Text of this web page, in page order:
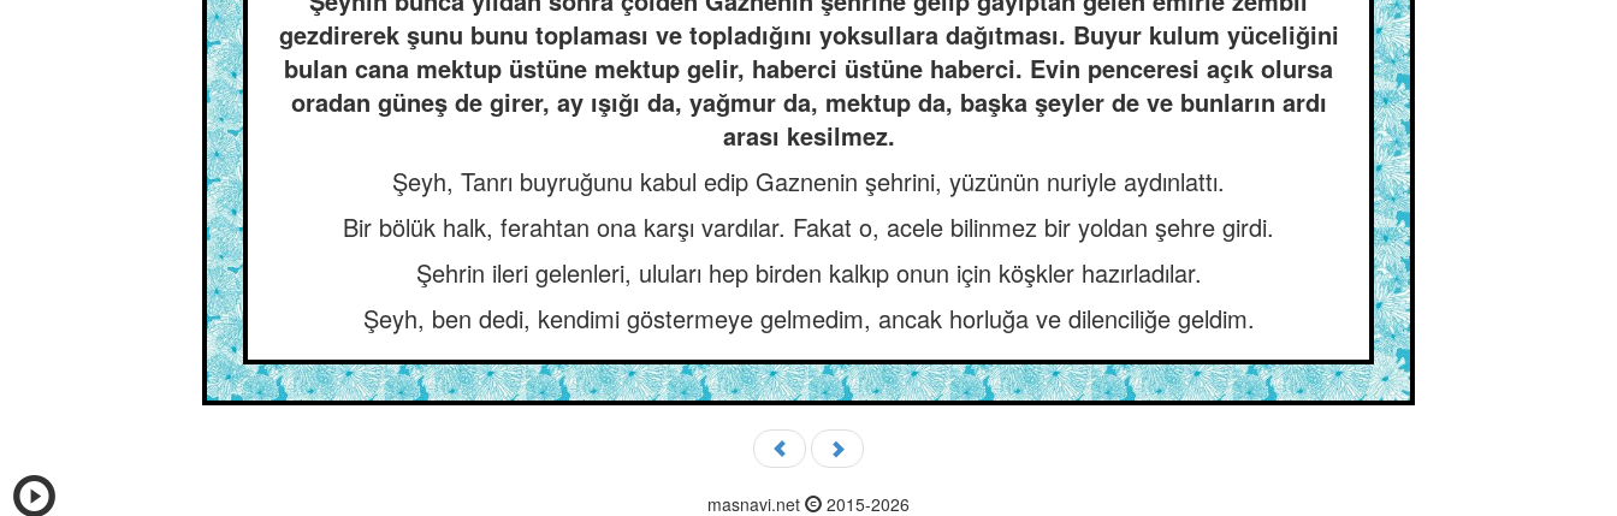
gezdirerek şunu bunu toplaması ve topladığını yoksullara dağıtması. Buyur kulum yüceliğini
bulan cana mektup üstüne mektup gelir, haberci üstüne haberci. Evin penceresi açık olursa
oradan güneş de girer, ay ışığı da, yağmur da, mektup da, başka şeyler de ve bunların ardı
arası kesilmez.
Şeyh, Tanrı buyruğunu kabul edip Gaznenin şehrini, yüzünün nuriyle aydınlattı.
Bir bölük halk, ferahtan ona karşı vardılar. Fakat o, acele bilinmez bir yoldan şehre girdi.
Şehrin ileri gelenleri, uluları hep birden kalkıp onun için köşkler hazırladılar.
Şeyh, ben dedi, kendimi göstermeye gelmedim, ancak horluğa ve dilenciliğe geldim.
masnavi.net 2015-2026